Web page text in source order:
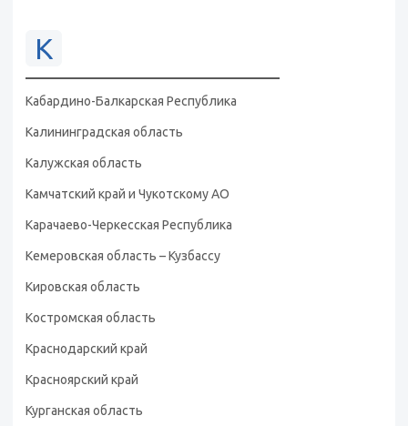
К
Кабардино-Балкарская Республика
Калининградская область
Калужская область
Камчатский край и Чукотскому АО
Карачаево-Черкесская Республика
Кемеровская область – Кузбассу
Кировская область
Костромская область
Краснодарский край
Красноярский край
Курганская область